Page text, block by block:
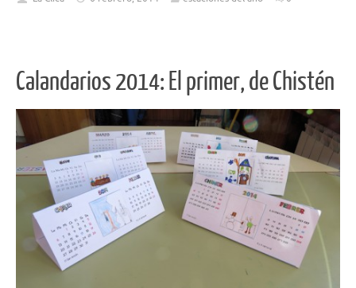
Calandarios 2014: El primer, de Chistén